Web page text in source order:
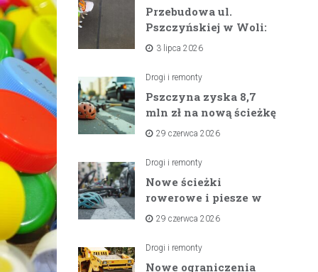
Przebudowa ul.
Pszczyńskiej w Woli:
Wielka inwestycja
horyzoncie
3 lipca 2026
Drogi i remonty
Pszczyna zyska 8,7
mln zł na nową ścieżkę
rowerową między
29 czerwca 2026
Drogi i remonty
Nowe ścieżki
rowerowe i piesze w
gminach Suszec i
unijnemu wsparciu
29 czerwca 2026
Drogi i remonty
Nowe ograniczenia